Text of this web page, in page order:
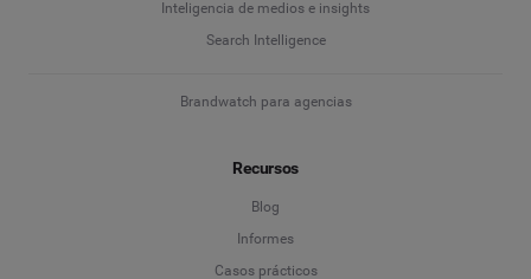
Inteligencia de medios e insights
Search Intelligence
Brandwatch para agencias
Recursos
Blog
Informes
Casos prácticos